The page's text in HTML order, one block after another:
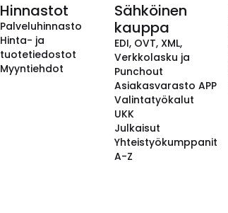
Hinnastot
Palveluhinnasto
Hinta- ja
tuotetiedostot
Myyntiehdot
Sähköinen
kauppa
EDI, OVT, XML,
Verkkolasku ja
Punchout
Asiakasvarasto APP
Valintatyökalut
UKK
Julkaisut
Yhteistyökumppanit
A-Z